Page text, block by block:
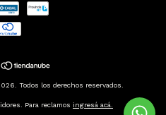
Todos los derechos reservados.
Para reclamos ingresá acá.